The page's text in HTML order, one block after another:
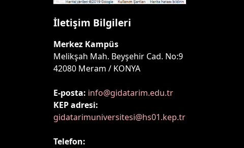
İletişim Bilgileri
Merkez Kampüs
Melikşah Mah. Beyşehir Cad. No:9
42080 Meram / KONYA
E-posta: info@gidatarim.edu.tr
KEP adresi:
gidatarimuniversitesi@hs01.kep.tr
Telefon: